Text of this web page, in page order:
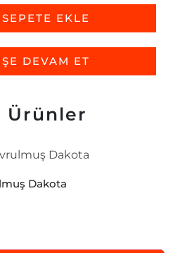
SEPETE EKLE
DEVAM ET
Ürünler
Dakota